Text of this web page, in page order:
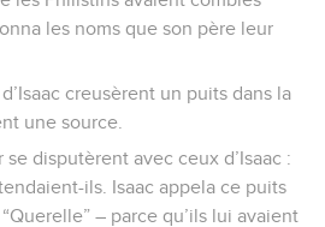
les noms que son père leur
creusèrent un puits dans la
une source.
se disputèrent avec ceux d’Isaac :
ils. Isaac appela ce puits
– parce qu’ils lui avaient